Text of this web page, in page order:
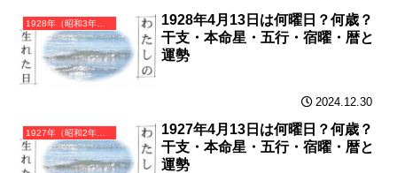
1928年（昭和3年）戊辰（つちのえたつ）・辰年（たつ年）カレンダー（月曜はじまり）
1928年4月13日は何曜日？何歳？
干支・本命星・五行・宿曜・暦と
運勢
2024.12.30
1927年（昭和2年）丁卯（ひのとう）・卯年（うさぎ年）カレンダー（月曜はじまり）
1927年4月13日は何曜日？何歳？
干支・本命星・五行・宿曜・暦と
運勢